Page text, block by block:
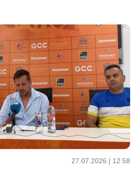
27.07.2026 | 12:58